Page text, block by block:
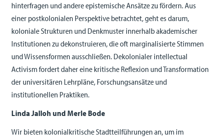
hinterfragen und andere epistemische Ansätze zu fördern. Aus
einer postkolonialen Perspektive betrachtet, geht es darum,
koloniale Strukturen und Denkmuster innerhalb akademischer
Institutionen zu dekonstruieren, die oft marginalisierte Stimmen
und Wissensformen ausschließen. Dekolonialer intellectual
Activism fordert daher eine kritische Reflexion und Transformation
der universitären Lehrpläne, Forschungsansätze und
institutionellen Praktiken.
Linda Jalloh und Merle Bode
Wir bieten kolonialkritische Stadtteilführungen an, um im